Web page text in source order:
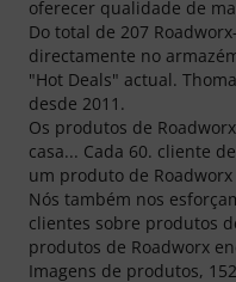
oferecer qualidade de
Do total de 207
directamente no
"Hot Deals" actual.
desde 2011.
Os produtos de
casa... Cada 60. cliente
um produto de Roadworx
Nós também nos
clientes sobre produtos
produtos de Roadworx
Imagens de produtos,